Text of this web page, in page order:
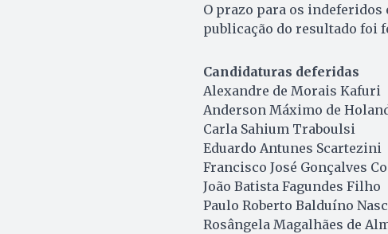
O prazo para os
publicação do resultado foi
Candidaturas deferidas
Alexandre de Morais Kafuri
Anderson Máximo de
Carla Sahium Traboulsi
Eduardo Antunes Scartezini
Francisco José Gonçalves
João Batista Fagundes Filho
Paulo Roberto Balduíno
Rosângela Magalhães de